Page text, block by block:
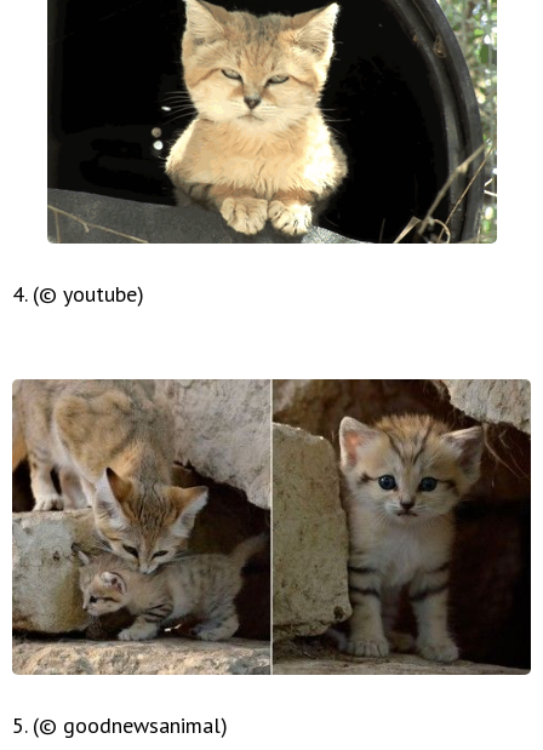
4. (© youtube)
5. (© goodnewsanimal)